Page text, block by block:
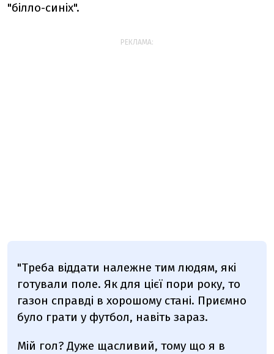
"білло-синіх".
РЕКЛАМА:
"Треба віддати належне тим людям, які
готували поле. Як для цієї пори року, то
газон справді в хорошому стані. Приємно
було грати у футбол, навіть зараз.
Мій гол? Дуже щасливий, тому що я в